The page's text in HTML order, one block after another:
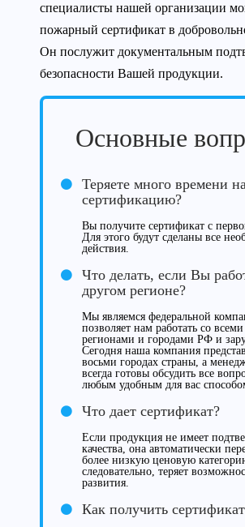
специалисты нашей организации
пожарный сертификат в
Он послужит документальным
безопасности Вашей продукции.
Основные
Теряете много времени
сертификацию?
Вы получите сертификат с
Для этого будут сделаны все
действия.
Что делать, если Вы
другом регионе?
Мы являемся федеральной
позволяет нам работать со всеми
регионами и городами РФ и
Сегодня наша компания
восьми городах страны, а
всегда готовы обсудить все
любым удобным для вас
Что дает сертификат?
Если продукция не имеет
качества, она автоматически
более низкую ценовую
следовательно, теряет
развития.
Как получить